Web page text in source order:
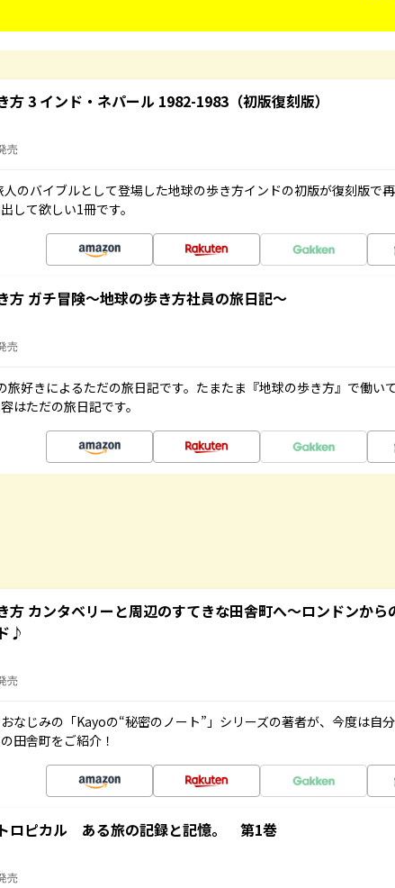
方 3 インド・ネパール 1982-1983（初版復刻版）
売
人のバイブルとして登場した地球の歩き方インドの初版が復刻版で
して欲しい1冊です。
方 ガチ冒険～地球の歩き方社員の旅日記～
売
旅好きによるただの旅日記です。たまたま『地球の歩き方』で働い
はただの旅日記です。
方 カンタベリーと周辺のすてきな田舎町へ～ロンドンから
♪
売
なじみの「Kayoの“秘密のノート”」シリーズの著者が、今度は自
田舎町をご紹介！
ロピカル ある旅の記録と記憶。 第1巻
売